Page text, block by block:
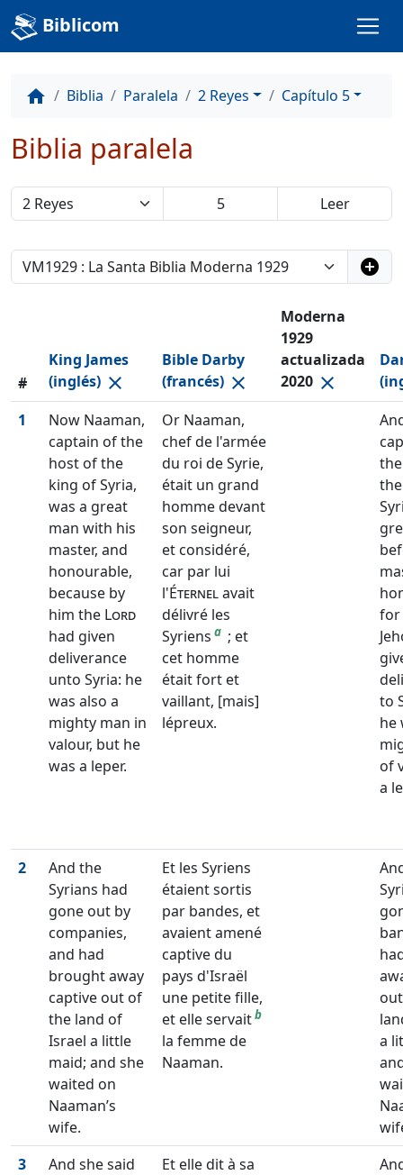
Biblicom
home Biblia Paralela 2 Reyes Capítulo 5
Biblia paralela
add_circle
#
King James
(inglés) close
Bible Darby
(francés) close
Moderna
1929
actualizada
2020 close
1
Now Naaman,
captain of the
host of the
king of Syria,
was a great
man with his
master, and
honourable,
because by
him the Lord
had given
deliverance
unto Syria: he
was also a
mighty man in
valour, but he
was a leper.
Or Naaman,
chef de l'armée
du roi de Syrie,
était un grand
homme devant
son seigneur,
et considéré,
car par lui
l'Éternelavait
délivré les
Syriens a ; et
cet homme
était fort et
vaillant, [mais]
lépreux.
for
to
he
of
a
2
And the
Syrians had
gone out by
companies,
and had
brought away
captive out of
the land of
Israel a little
maid; and she
waited on
Naaman’s
wife.
Et les Syriens
étaient sortis
par bandes, et
avaient amené
captive du
pays d'Israël
une petite fille,
et elle servaitb
la femme de
Naaman.
a
3
And she said
Et elle dit à sa